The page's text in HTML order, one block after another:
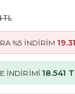
TL
%5 İNDİRİM
İNDİRİMİ18.541